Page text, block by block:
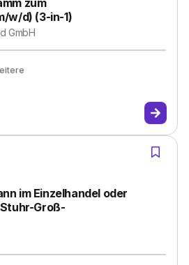
zum
w/d) (3-in-1)
GmbH
im Einzelhandel oder
Groß-